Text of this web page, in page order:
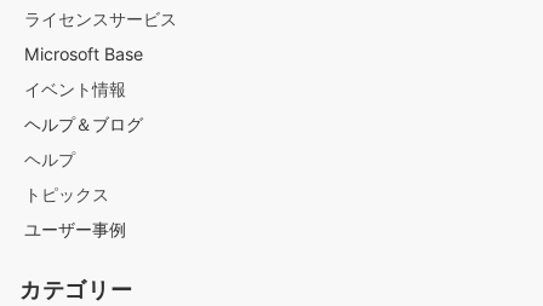
ライセンスサービス
Microsoft Base
イベント情報
ヘルプ＆ブログ
ヘルプ
トピックス
ユーザー事例
カテゴリー